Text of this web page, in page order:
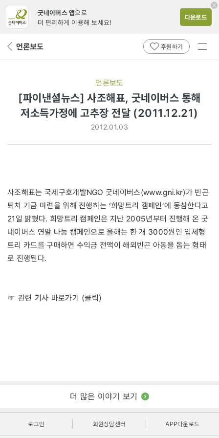
굿네이버스 앱으로
더 편리하게 이용해 보세요!
다운로드
뒤 언론보도 후원하기
전체
언론보도
[파이낸셜뉴스] 사조해표, 굿네이버스 통해
저소득가정에 고추장 전달 (2011.12.21)
2012.01.03
사조해표는 국제구호개발NGO 굿네이버스(www.gni.kr)가 빈곤
퇴치 기금 마련을 위해 진행하는 ‘희망트리 캠페인’에 동참한다고
21일 밝혔다. 희망트리 캠페인은 지난 2005년부터 진행해 온 굿
네이버스 연말 나눔 캠페인으로 올해는 한 개 3000원인 입체형
트리 카드를 구매하면 수익금 전액이 해외빈곤 아동을 돕는 형태
로 진행된다.
☞ 관련 기사 바로가기 (클릭)
더 많은 이야기 보기
로그인 회원상담센터 APP다운로드